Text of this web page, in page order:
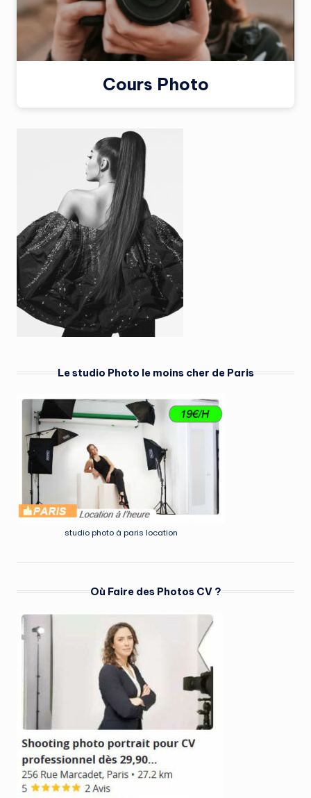
Cours Photo
Le studio Photo le moins cher de Paris
studio photo à paris location
Où Faire des Photos CV ?